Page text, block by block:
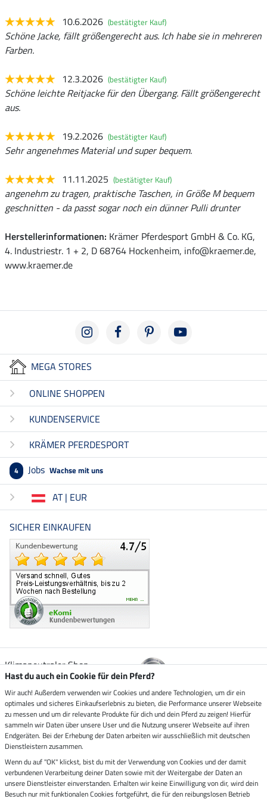
10.6.2026 (bestätigter Kauf)
Schöne Jacke, fällt größengerecht aus. Ich habe sie in mehreren
Farben.
12.3.2026 (bestätigter Kauf)
Schöne leichte Reitjacke für den Übergang. Fällt größengerecht
aus.
19.2.2026 (bestätigter Kauf)
Sehr angenehmes Material und super bequem.
11.11.2025 (bestätigter Kauf)
angenehm zu tragen, praktische Taschen, in Größe M bequem
geschnitten - da passt sogar noch ein dünner Pulli drunter
Herstellerinformationen: Krämer Pferdesport GmbH & Co. KG,
4. Industriestr. 1 + 2, D 68764 Hockenheim, info@kraemer.de,
www.kraemer.de
MEGA STORES
ONLINE SHOPPEN
KUNDENSERVICE
KRÄMER PFERDESPORT
4 Jobs Wachse mit uns
AT | EUR
SICHER EINKAUFEN
Klimaneutraler Shop
Zustellung durch
Sicher bezahlen mit
Vorkasse
Impressum
Hast du auch ein Cookie für dein Pferd?
Wir auch! Außerdem verwenden wir Cookies und andere Technologien, um dir ein
optimales und sicheres Einkaufserlebnis zu bieten, die Performance unserer Webseite
zu messen und um dir relevante Produkte für dich und dein Pferd zu zeigen! Hierfür
sammeln wir Daten über unsere User und die Nutzung unserer Webseite auf ihren
Endgeräten. Bei der Erhebung der Daten arbeiten wir ausschließlich mit deutschen
Dienstleistern zusammen.
Wenn du auf "OK" klickst, bist du mit der Verwendung von Cookies und der damit
verbundenen Verarbeitung deiner Daten sowie mit der Weitergabe der Daten an
unsere Dienstleister einverstanden. Erhalten wir keine Einwilligung von dir, wird dein
Besuch nur mit funktionalen Cookies fortgeführt, die für den reibungslosen Betrieb